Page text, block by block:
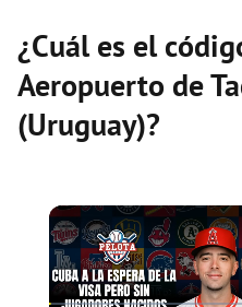
¿Cuál es el
Aeropuerto de
(Uruguay)?